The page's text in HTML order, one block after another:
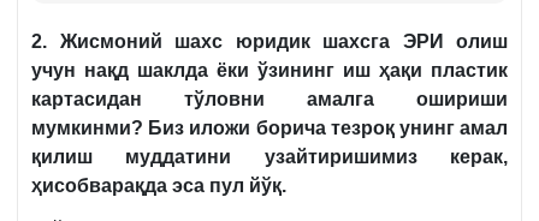
2. Жисмоний шахс юридик шахсга ЭРИ олиш
учун нақд шаклда ёки ўзининг иш ҳақи пластик
картасидан тўловни амалга ошириши
мумкинми? Биз иложи борича тезроқ унинг амал
қилиш муддатини узайтиришимиз керак,
ҳисобварақда эса пул йўқ.